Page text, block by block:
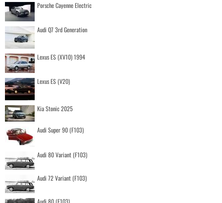
Porsche Cayenne Electric
Audi Q7 3rd Generation
Lexus ES (XV10) 1994
Lexus ES (V20)
Kia Stonic 2025
Audi Super 90 (F103)
Audi 80 Variant (F103)
Audi 72 Variant (F103)
Audi 80 (F103)